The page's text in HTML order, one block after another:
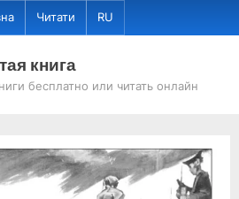
Читати RU
книга
бесплатно или читать онлайн